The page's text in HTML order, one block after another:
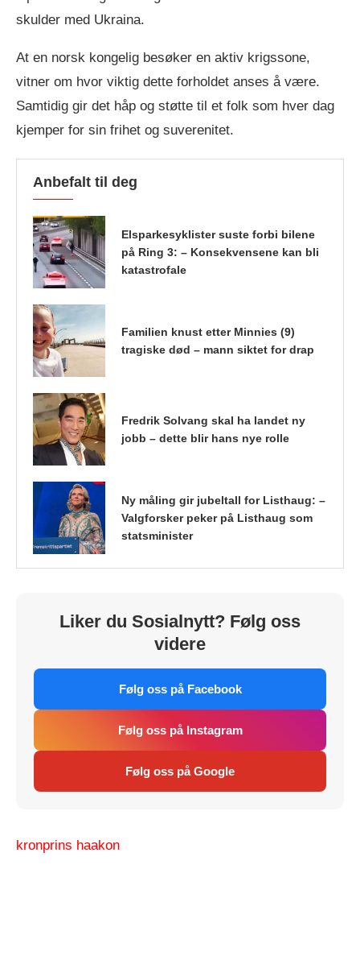
skulder med Ukraina.
At en norsk kongelig besøker en aktiv krigssone,
vitner om hvor viktig dette forholdet anses å være.
Samtidig gir det håp og støtte til et folk som hver dag
kjemper for sin frihet og suverenitet.
Anbefalt til deg
Elsparkesyklister suste forbi bilene
på Ring 3: – Konsekvensene kan bli
katastrofale
Familien knust etter Minnies (9)
tragiske død – mann siktet for drap
Fredrik Solvang skal ha landet ny
jobb – dette blir hans nye rolle
Ny måling gir jubeltall for Listhaug: –
Valgforsker peker på Listhaug som
statsminister
Liker du Sosialnytt? Følg oss
videre
Følg oss på Facebook
Følg oss på Instagram
Følg oss på Google
kronprins haakon